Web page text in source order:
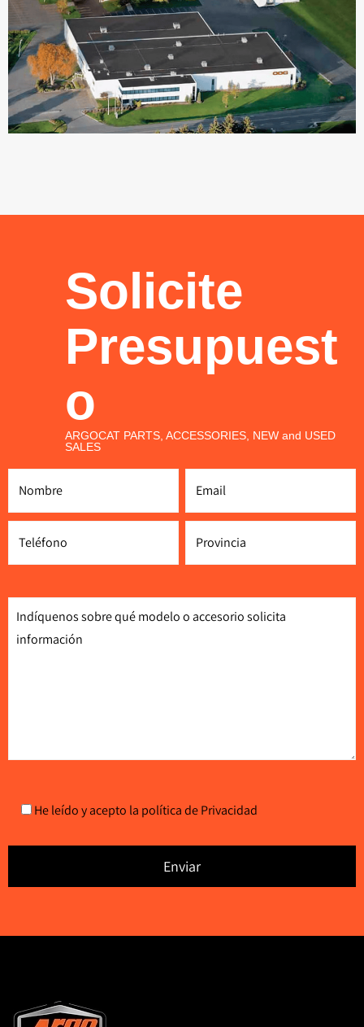
Solicite
Presupuest
o
ARGOCAT PARTS, ACCESSORIES, NEW and USED
SALES
He leído y acepto la política de Privacidad